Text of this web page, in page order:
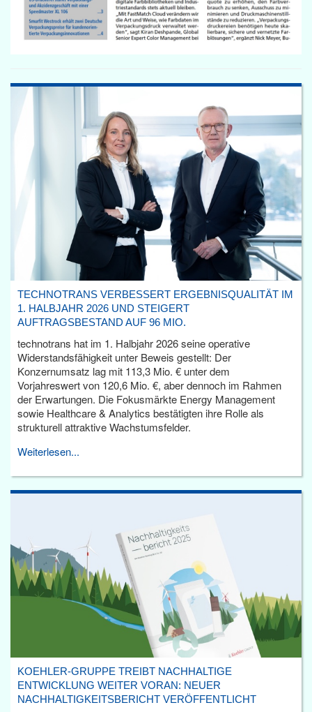
TECHNOTRANS VERBESSERT ERGEBNISQUALITÄT IM
1. HALBJAHR 2026 UND STEIGERT
AUFTRAGSBESTAND AUF 96 MIO.
technotrans hat im 1. Halbjahr 2026 seine operative
Widerstandsfähigkeit unter Beweis gestellt: Der
Konzernumsatz lag mit 113,3 Mio. € unter dem
Vorjahreswert von 120,6 Mio. €, aber dennoch im Rahmen
der Erwartungen. Die Fokusmärkte Energy Management
sowie Healthcare & Analytics bestätigten ihre Rolle als
strukturell attraktive Wachstumsfelder.
Weiterlesen...
KOEHLER-GRUPPE TREIBT NACHHALTIGE
ENTWICKLUNG WEITER VORAN: NEUER
NACHHALTIGKEITSBERICHT VERÖFFENTLICHT